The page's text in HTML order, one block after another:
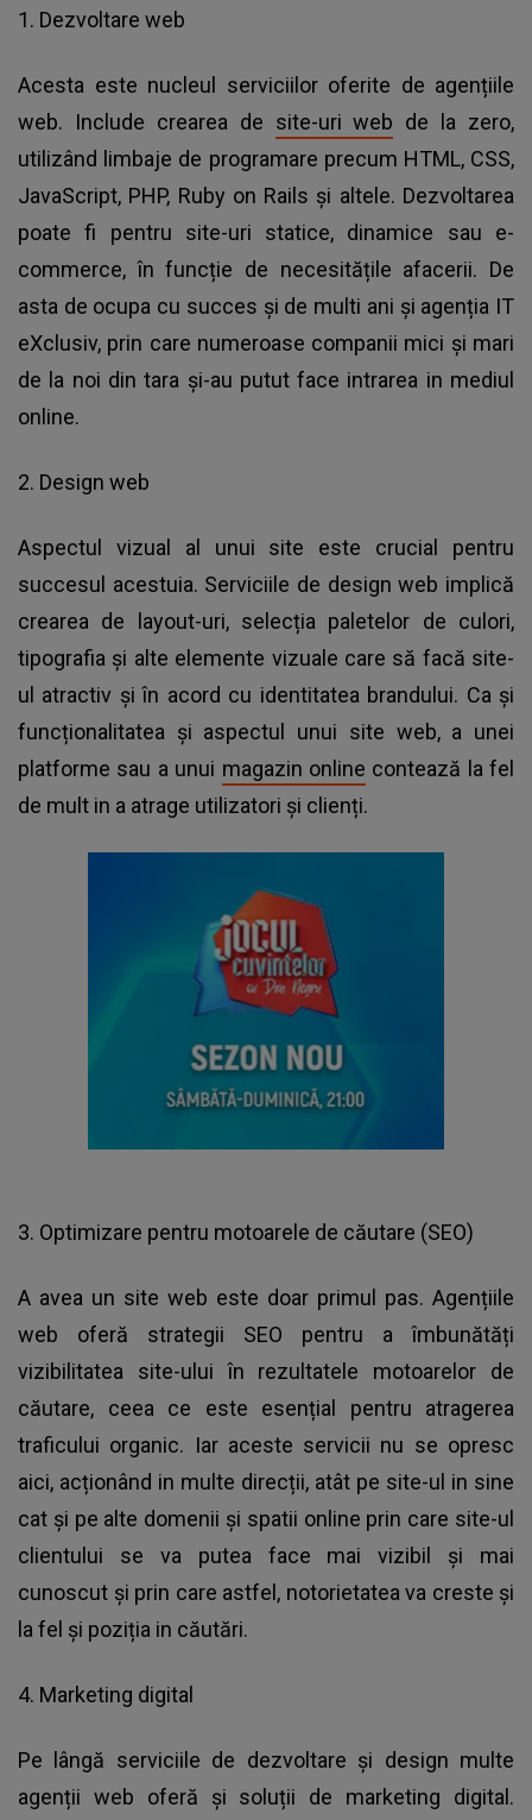
1. Dezvoltare web
Acesta este nucleul serviciilor oferite de agențiile
web. Include crearea de site-uri web de la zero,
utilizând limbaje de programare precum HTML, CSS,
JavaScript, PHP, Ruby on Rails și altele. Dezvoltarea
poate fi pentru site-uri statice, dinamice sau e-
commerce, în funcție de necesitățile afacerii. De
asta de ocupa cu succes și de multi ani și agenția IT
eXclusiv, prin care numeroase companii mici și mari
de la noi din tara și-au putut face intrarea in mediul
online.
2. Design web
Aspectul vizual al unui site este crucial pentru
succesul acestuia. Serviciile de design web implică
crearea de layout-uri, selecția paletelor de culori,
tipografia și alte elemente vizuale care să facă site-
ul atractiv și în acord cu identitatea brandului. Ca și
funcționalitatea și aspectul unui site web, a unei
platforme sau a unui magazin online contează la fel
de mult in a atrage utilizatori și clienți.
3. Optimizare pentru motoarele de căutare (SEO)
A avea un site web este doar primul pas. Agențiile
web oferă strategii SEO pentru a îmbunătăți
vizibilitatea site-ului în rezultatele motoarelor de
căutare, ceea ce este esențial pentru atragerea
traficului organic. Iar aceste servicii nu se opresc
aici, acționând in multe direcții, atât pe site-ul in sine
cat și pe alte domenii și spatii online prin care site-ul
clientului se va putea face mai vizibil și mai
cunoscut și prin care astfel, notorietatea va creste și
la fel și poziția in căutări.
4. Marketing digital
Pe lângă serviciile de dezvoltare și design multe
agenții web oferă și soluții de marketing digital.